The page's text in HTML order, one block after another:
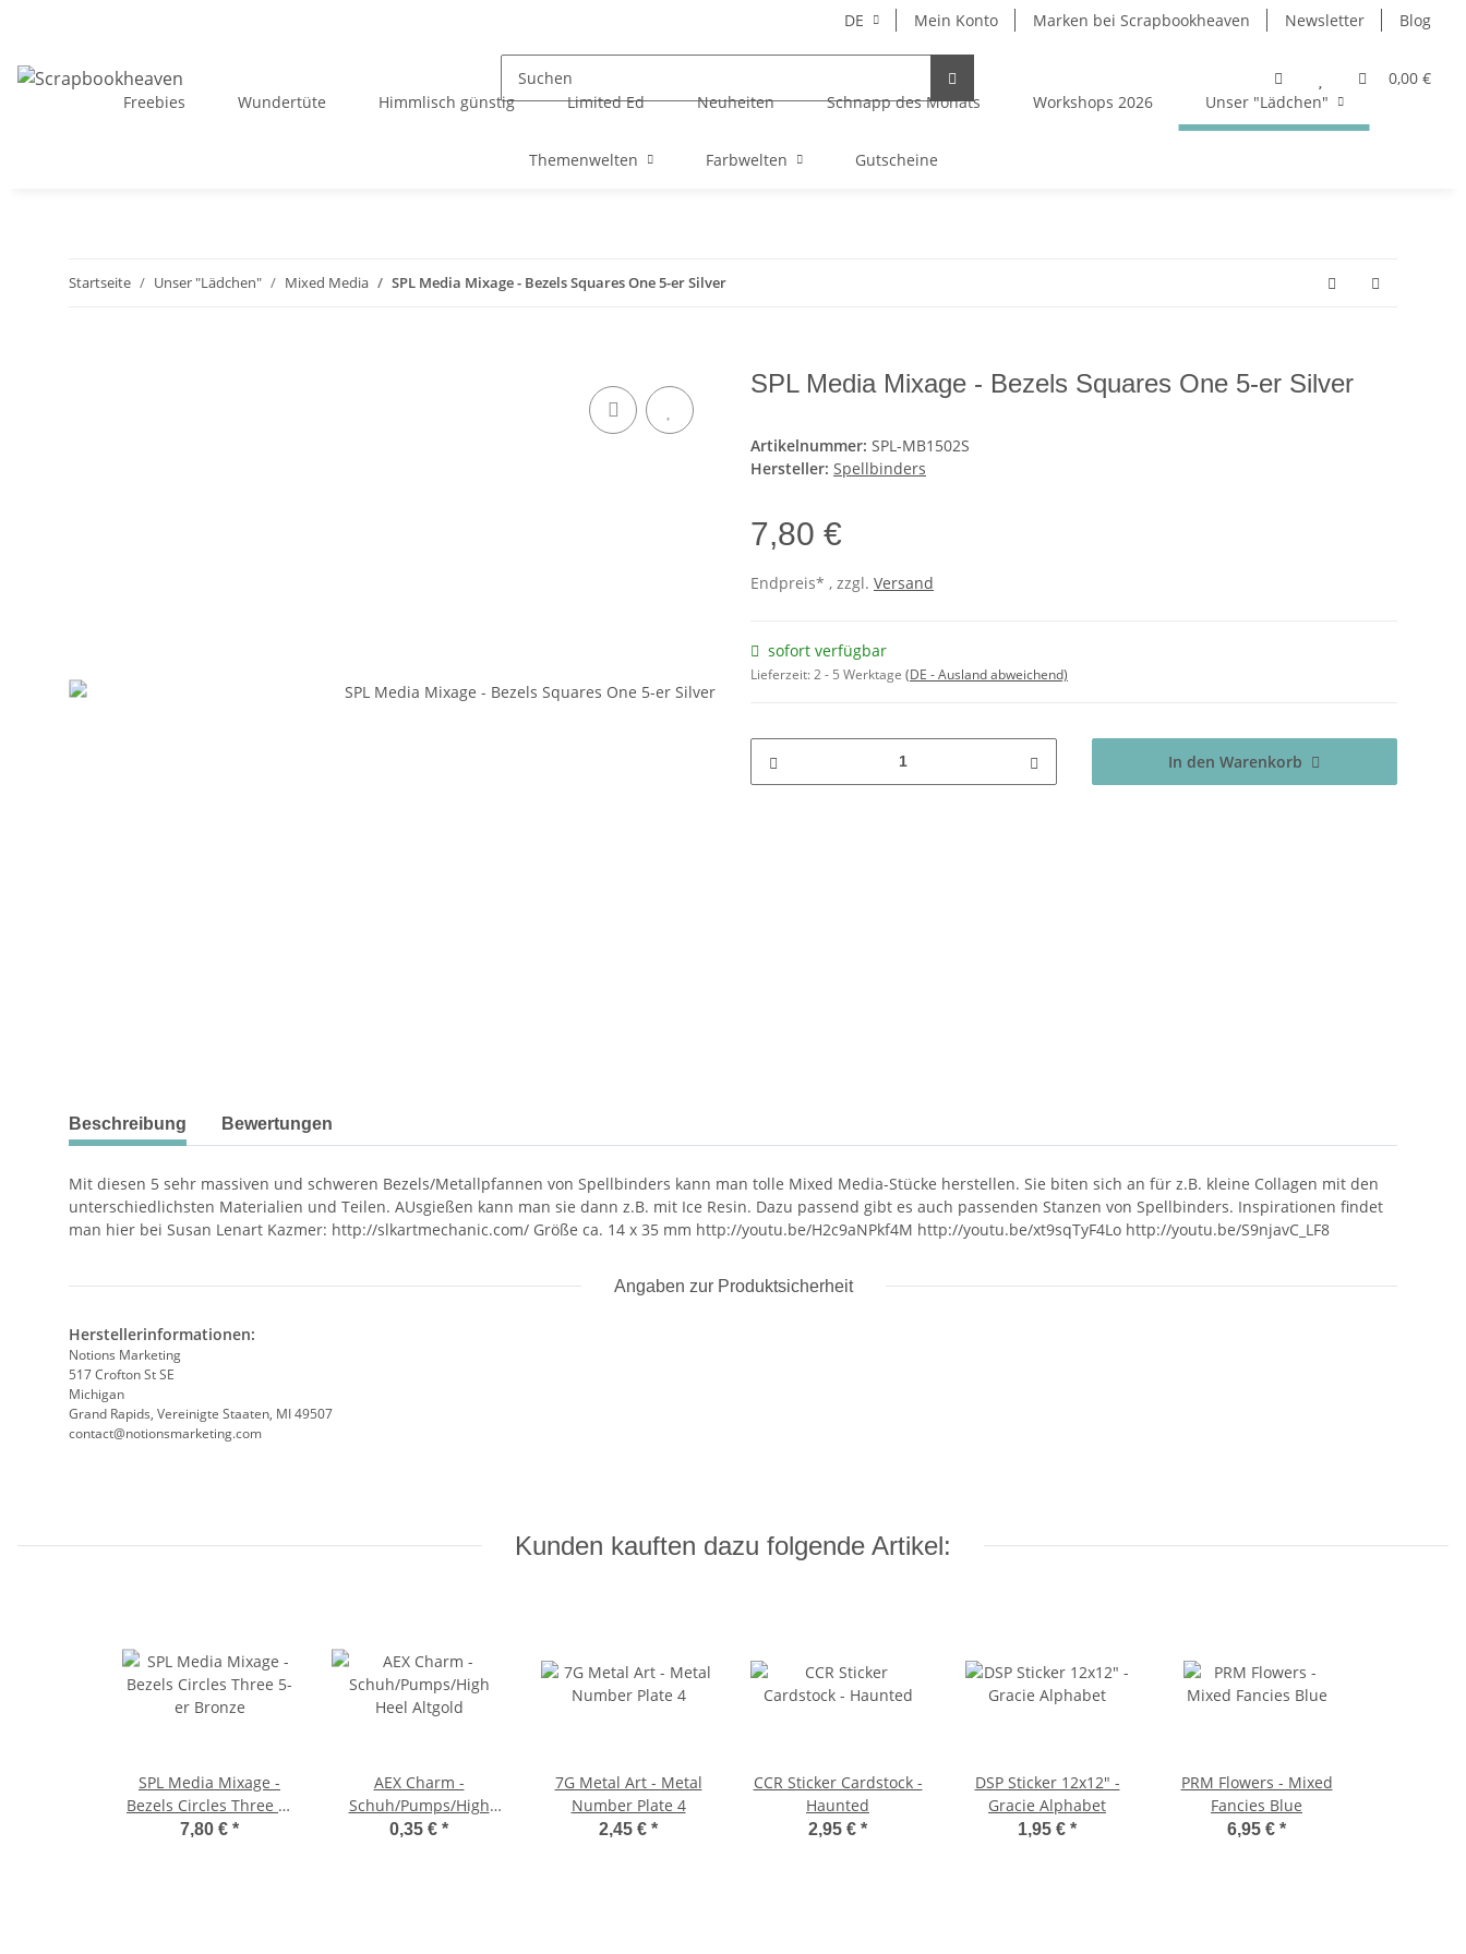
DE Mein Konto Marken bei Scrapbookheaven Newsletter Blog
0,00 €
Freebies
Wundertüte Himmlisch günstig Limited Ed Neuheiten Schnapp des Monats Workshops 2026 Unser "Lädchen"
Themenwelten Farbwelten Gutscheine
Startseite Unser "Lädchen" Mixed Media SPL Media Mixage - Bezels Squares One 5-er Silver
SPL Media Mixage - Bezels Squares One 5-er Silver
Artikelnummer: SPL-MB1502S
Hersteller: Spellbinders
7,80 €
Endpreis* , zzgl. Versand
sofort verfügbar
Lieferzeit:2 - 5 Werktage (DE - Ausland abweichend)
In den Warenkorb
Beschreibung Bewertungen
Mit diesen 5 sehr massiven und schweren Bezels/Metallpfannen von Spellbinders kann man tolle Mixed Media-Stücke herstellen. Sie biten sich an für z.B. kleine Collagen mit den
unterschiedlichsten Materialien und Teilen. AUsgießen kann man sie dann z.B. mit Ice Resin. Dazu passend gibt es auch passenden Stanzen von Spellbinders. Inspirationen findet
man hier bei Susan Lenart Kazmer: http://slkartmechanic.com/ Größe ca. 14 x 35 mm http://youtu.be/H2c9aNPkf4M http://youtu.be/xt9sqTyF4Lo http://youtu.be/S9njavC_LF8
Angaben zur Produktsicherheit
Herstellerinformationen:
Notions Marketing
517 Crofton St SE
Michigan
Grand Rapids, Vereinigte Staaten, MI 49507
contact@notionsmarketing.com
Kunden kauften dazu folgende Artikel:
SPL Media Mixage -
Bezels Circles Three 5-
er Bronze
7,80 € *
AEX Charm -
Schuh/Pumps/High
Heel Altgold
0,35 € *
7G Metal Art - Metal
Number Plate 4
2,45 € *
CCR Sticker Cardstock -
Haunted
2,95 € *
DSP Sticker 12x12" -
Gracie Alphabet
1,95 € *
PRM Flowers - Mixed
Fancies Blue
6,95 € *